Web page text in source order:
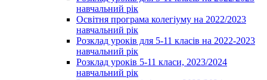
навчальний рік
Освітня програма колегіуму на 2022/2023
навчальний рік
Розклад уроків для 5-11 класів на 2022-2023
навчальний рік
Розклад уроків 5-11 класи, 2023/2024
навчальний рік